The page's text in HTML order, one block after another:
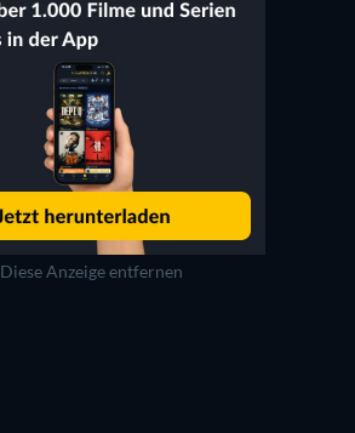
Diese Anzeige entfernen